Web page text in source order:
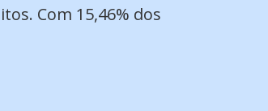
Com 15,46% dos